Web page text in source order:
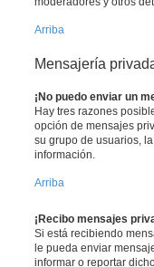
Arriba
Mensajería
¡No puedo enviar un
Hay tres razones
opción de mensajes
su grupo de usuarios,
información.
Arriba
¡Recibo mensajes
Si está recibiendo
le pueda enviar
informar o reportar